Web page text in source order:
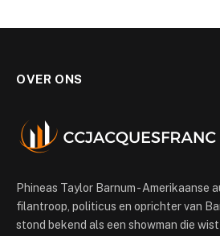
OVER ONS
Phineas Taylor Barnum - Amerikaanse
filantroop, politicus en oprichter van
stond bekend als een showman die